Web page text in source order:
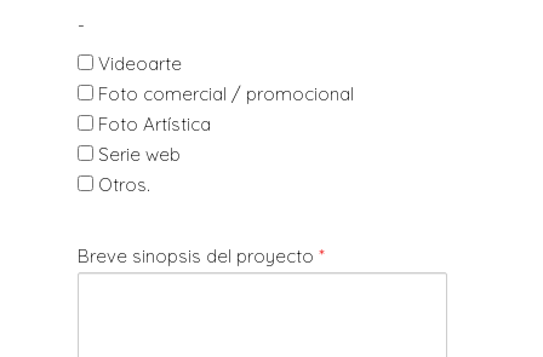
-
Videoarte
Foto comercial / promocional
Foto Artística
Serie web
Otros.
Breve sinopsis del proyecto*